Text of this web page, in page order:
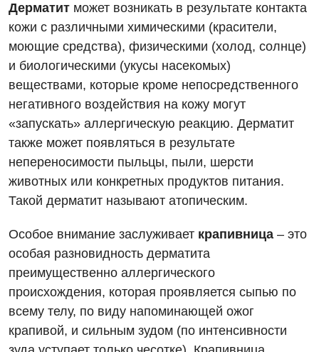
Отзывы
Видео
Маммография
Нейросонография
Рентгенография
УЗИ
Эндоскопическое отделение
Для взрослых
Акушерство и гинекология
Андрология
Бесплатные услуги
Вакцинация
Гастроэнтерология
Отдел госпитализации
Отделение интенсивной терапии
Отделение кардиососудистой патологии и неврологии
Отделение неотложных состояний
Офтальмологическое отделение
Педиатрическое отделение
Скорая медицинская помощь
Терапевтическое отделение
Травматологическое отделение
Хирургическое отделение
Декларирование
Лечение острого инфаркта
Национальный скрининг здоровья 40+
Украинский
Русский
Дерматит может возникать в результате контакта
кожи с различными химическими (красители,
моющие средства), физическими (холод, солнце)
и биологическими (укусы насекомых)
веществами, которые кроме непосредственного
негативного воздействия на кожу могут
«запускать» аллергическую реакцию. Дерматит
также может появляться в результате
непереносимости пыльцы, пыли, шерсти
животных или конкретных продуктов питания.
Такой дерматит называют атопическим.
Особое внимание заслуживает крапивница – это
особая разновидность дерматита
преимущественно аллергического
происхождения, которая проявляется сыпью по
всему телу, по виду напоминающей ожог
крапивой, и сильным зудом (по интенсивности